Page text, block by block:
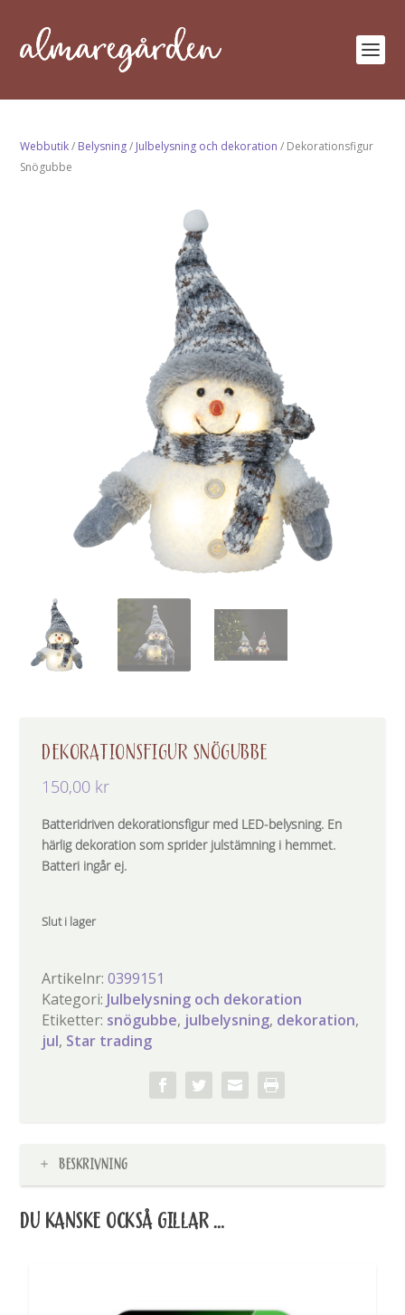
Webbutik/ Belysning/ Julbelysning och dekoration / Dekorationsfigur
Snögubbe
DEKORATIONSFIGUR SNÖGUBBE
150,00 kr
Batteridriven dekorationsfigur med LED-belysning. En
härlig dekoration som sprider julstämning i hemmet.
Batteri ingår ej.
Slut i lager
Artikelnr:0399151
Kategori: Julbelysning och dekoration
Etiketter: snögubbe, julbelysning, dekoration,
jul, Star trading
BESKRIVNING
DU KANSKE OCKSÅ GILLAR …